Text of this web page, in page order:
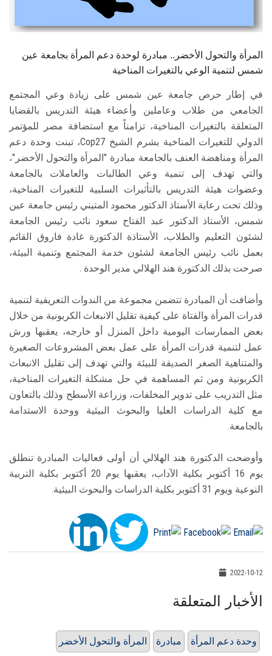
المرأة والتحول الأخضر.. مبادرة لوحدة دعم المرأة بجامعة عين
شمس لتنمية الوعي بالتغيرات المناخية
في إطار حرص جامعة عين شمس على زيادة وعي المجتمع
الجامعي من طلاب وعاملين وأعضاء هيئة التدريس بالقضايا
المتعلقة بالتغيرات المناخية، تزامناً مع استضافة مصر للمؤتمر
الدولي للتغيرات المناخية بشرم الشيخ Cop27، تبنت وحدة دعم
المرأة ومناهضة العنف بالجامعة مبادرة "المرأة والتحول الأخضر"،
والتي تهدف إلى تنمية وعي الطالبات والعاملات بالجامعة
وعضوات هيئة التدريس بالتأثيرات السلبية للتغيرات المناخية،
وذلك تحت رعاية الأستاذ الدكتور محمود المتيني رئيس جامعة عين
شمس، الأستاذ الدكتور عبد الفتاح سعود نائب رئيس الجامعة
لشئون التعليم والطلاب، الأستاذة الدكتورة غادة فاروق القائم
بعمل نائب رئيس الجامعة لشئون خدمة المجتمع وتنمية البيئة،
صرحت بذلك الدكتورة هند الهلالي مدير الوحدة .
وأضافت أن المبادرة تتضمن مجموعة من الندوات التعريفية لتنمية
قدرات المرأة والفتاة على كيفية تقليل الانبعاث الكربونية من خلال
بعض الممارسات اليومية داخل المنزل أو خارجه، يعقبها ورش
عمل لتنمية قدرات المرأة على عمل بعض المشروعات الصغيرة
والمتناهية الصغر الصديقة للبيئة والتي تهدف إلى تقليل الانبعاث
الكربونية ومن ثم المساهمة في حل مشكلة التغيرات المناخية،
مثل التدريب على تدوير المخلفات، وزراعة الأسطح وذلك بالتعاون
مع كلية الدراسات العليا والبحوث البيئية ووحدة الاستدامة
بالجامعة.
وأوضحت الدكتورة هند الهلالي أن أولى فعاليات المبادرة تنطلق
يوم 16 أكتوبر بكلية الآداب، يعقبها يوم 20 أكتوبر بكلية التربية
النوعية ويوم 31 أكتوبر بكلية الدراسات والبحوث البيئية.
2022-10-12
الأخبار المتعلقة
المرأة والتحول الأخضر مبادرة وحدة دعم المرأة